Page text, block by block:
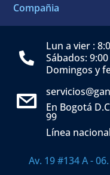
Compañia
Lun a vier :
Sábados:
Domingos y
En Bogotá
99
Línea
Av. 19 #134 A -